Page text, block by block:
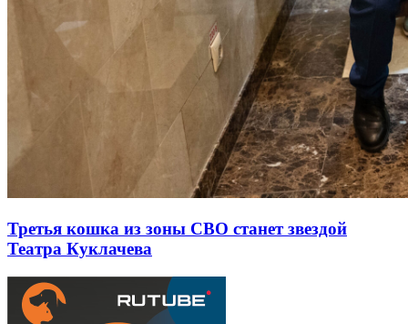
Третья кошка из зоны СВО станет звездой
Театра Куклачева